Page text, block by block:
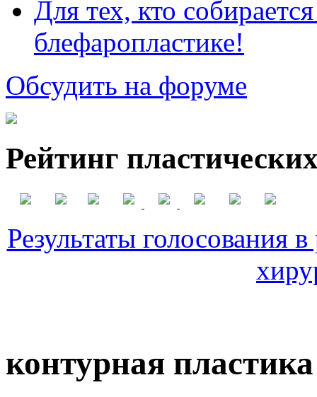
Для тех, кто
блефаропластике!
Обсудить на форуме
Рейтинг
Результаты голосования
контурная пластика